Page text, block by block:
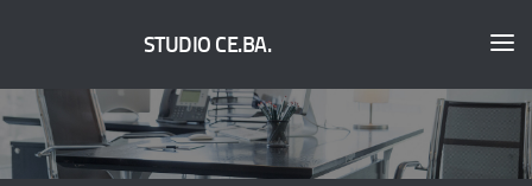
STUDIO CE.BA.